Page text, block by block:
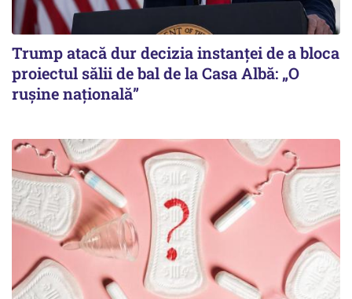
Trump atacă dur decizia instanţei de a bloca
proiectul sălii de bal de la Casa Albă: „O
ruşine naţională”